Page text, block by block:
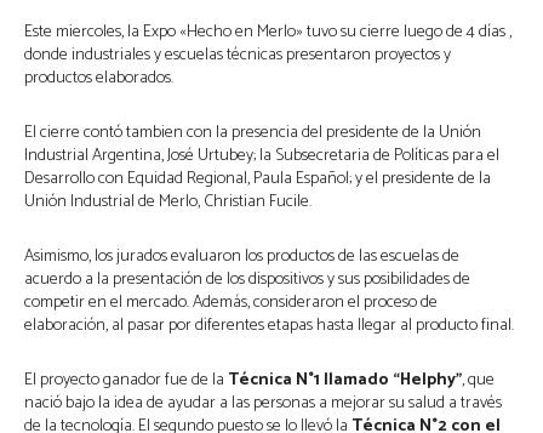
Este miercoles, la Expo «Hecho en Merlo» tuvo su cierre luego de 4 días ,
donde industriales y escuelas técnicas presentaron proyectos y
productos elaborados.
El cierre contó tambien con la presencia del presidente de la Unión
Industrial Argentina, José Urtubey; la Subsecretaria de Políticas para el
Desarrollo con Equidad Regional, Paula Español; y el presidente de la
Unión Industrial de Merlo, Christian Fucile.
Asimismo, los jurados evaluaron los productos de las escuelas de
acuerdo a la presentación de los dispositivos y sus posibilidades de
competir en el mercado. Además, consideraron el proceso de
elaboración, al pasar por diferentes etapas hasta llegar al producto final.
El proyecto ganador fue de la Técnica N°1 llamado “Helphy”, que
nació bajo la idea de ayudar a las personas a mejorar su salud a través
de la tecnología. El segundo puesto se lo llevó la Técnica N°2 con el